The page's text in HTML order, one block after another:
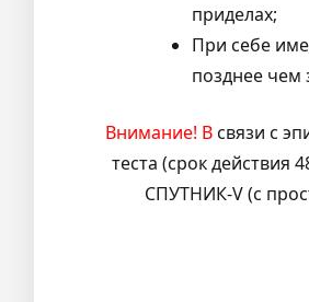
приделах;
При себе
позднее чем
Внимание! Всвязи с
теста (срок действия
СПУТНИК-V (с